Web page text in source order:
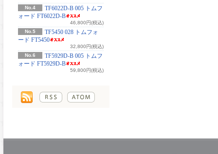
No.4
TF6022D-B 005 トムフ
ォード FT6022D-B
46,800円(税込)
No.5
TF5450 028 トムフォ
ード FT5450
32,800円(税込)
No.6
TF5929D-B 005 トムフ
ォード FT5929D-B
59,800円(税込)